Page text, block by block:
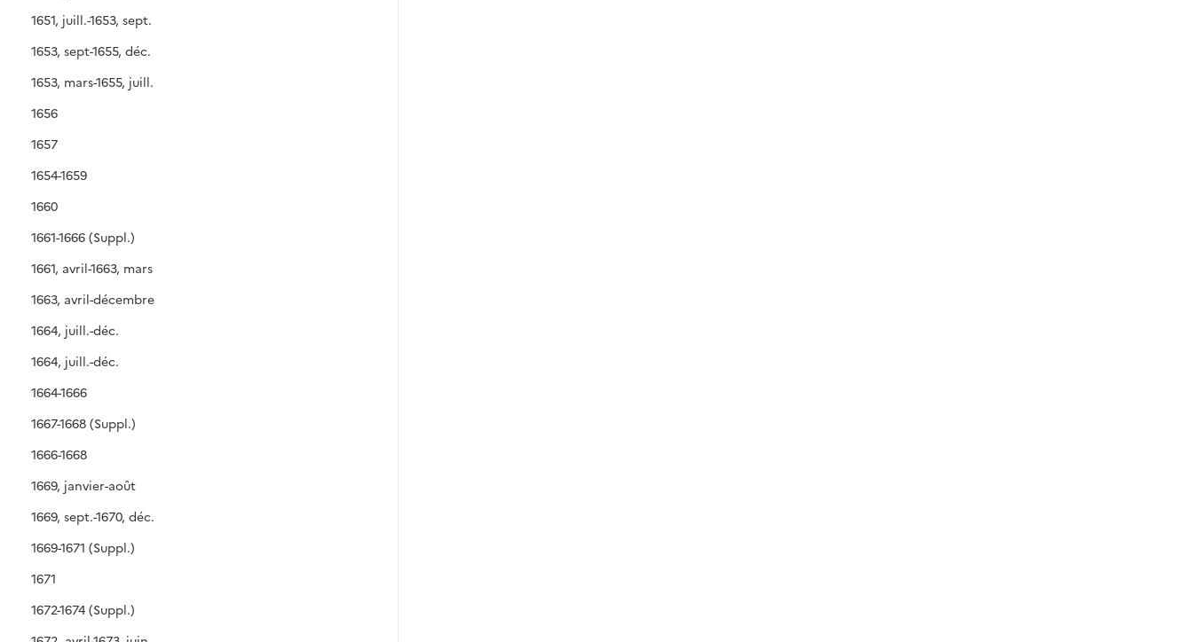
1651, juill.-1653, sept.
1653, sept-1655, déc.
1653, mars-1655, juill.
1656
1657
1654-1659
1660
1661-1666 (Suppl.)
1661, avril-1663, mars
1663, avril-décembre
1664, juill.-déc.
1664, juill.-déc.
1664-1666
1667-1668 (Suppl.)
1666-1668
1669, janvier-août
1669, sept.-1670, déc.
1669-1671 (Suppl.)
1671
1672-1674 (Suppl.)